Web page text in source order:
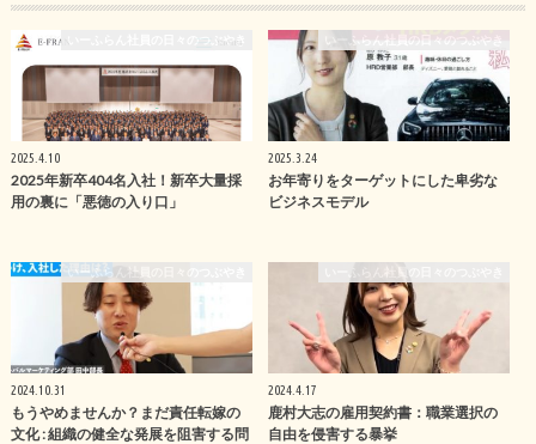
いーふらん社員の日々のつぶやき
2025.4.10
2025年新卒404名入社！新卒大量採
用の裏に「悪徳の入り口」
いーふらん社員の日々のつぶやき
2025.3.24
お年寄りをターゲットにした卑劣な
ビジネスモデル
いーふらん社員の日々のつぶやき
2024.10.31
もうやめませんか？まだ責任転嫁の
文化 : 組織の健全な発展を阻害する問
いーふらん社員の日々のつぶやき
2024.4.17
鹿村大志の雇用契約書：職業選択の
自由を侵害する暴挙